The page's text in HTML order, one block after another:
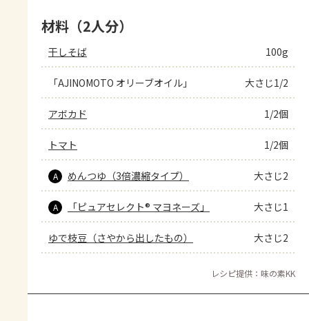
材料（2人分）
干しそば 100g
「AJINOMOTO オリーブオイル」 大さじ1/2
アボカド 1/2個
トマト 1/2個
A めんつゆ（3倍濃縮タイプ） 大さじ2
A 「ピュアセレクト® マヨネーズ」 大さじ1
ゆで枝豆（さやから出したもの） 大さじ2
レシピ提供：味の素KK